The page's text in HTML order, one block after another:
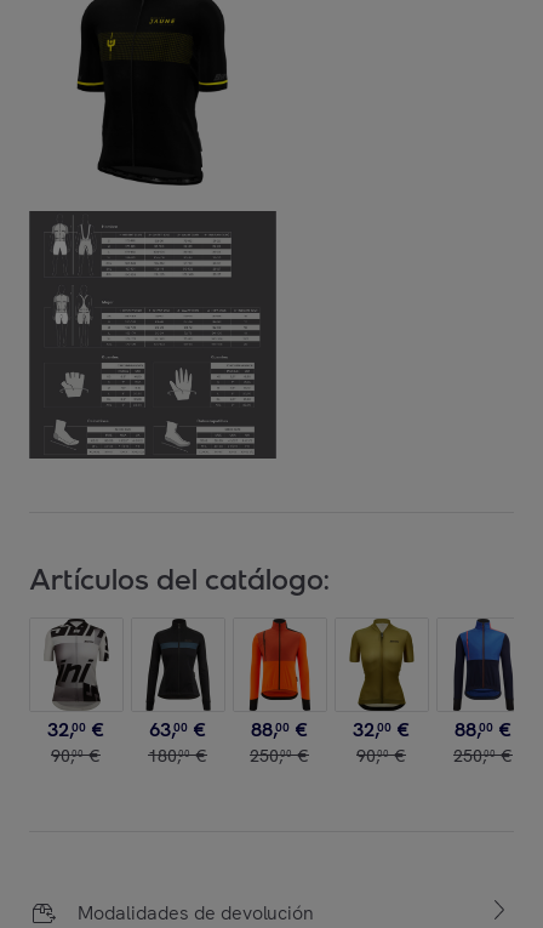
Artículos del catálogo:
32,00 €
90,00 €
63,00 €
180,00 €
88,00 €
250,00 €
32,00 €
90,00 €
88,00 €
250,00 €
Modalidades de devolución